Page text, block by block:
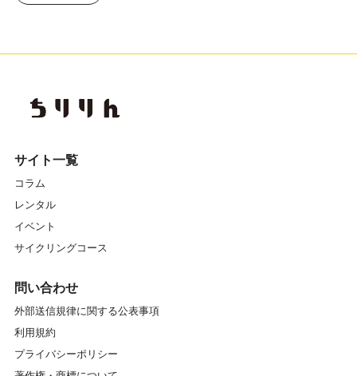
サイト一覧
コラム
レンタル
イベント
サイクリングコース
問い合わせ
外部送信規律に関する公表事項
利用規約
プライバシーポリシー